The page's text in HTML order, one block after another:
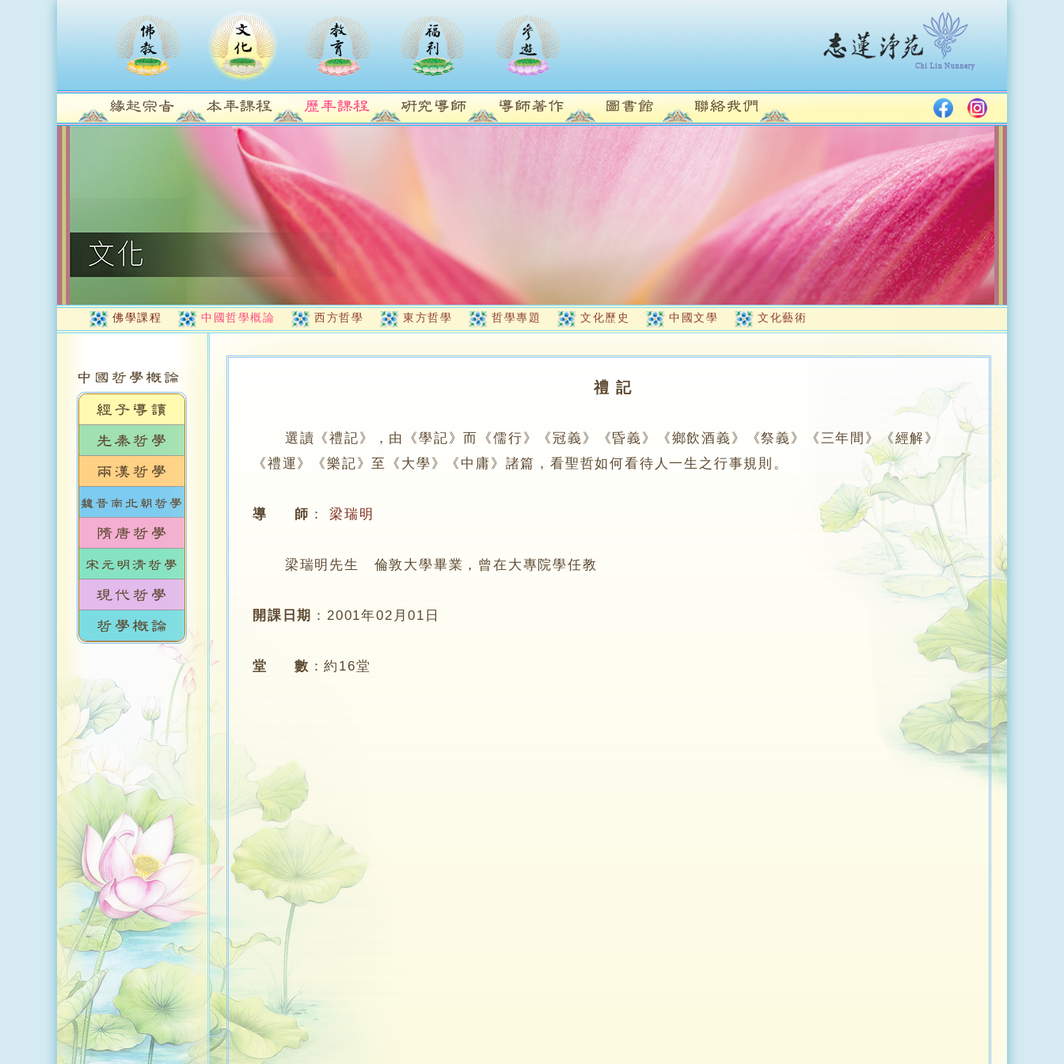
佛學課程 中國哲學概論 西方哲學 東方哲學 哲學專題 文化歷史 中國文學 文化藝術
禮 記
選讀《禮記》，由《學記》而《儒行》《冠義》《昏義》《鄉飲酒義》《祭義》《三年間》《經解》
《禮運》《樂記》至《大學》《中庸》諸篇，看聖哲如何看待人一生之行事規則。
導 師 ： 梁瑞明
梁瑞明先生 倫敦大學畢業，曾在大專院學任教
開課日期 ：2001年02月01日
堂 數 ：約16堂